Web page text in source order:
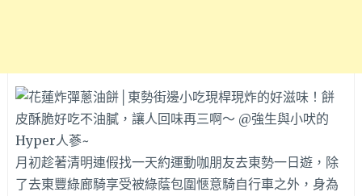
月初趁著清明連假找一天約運動咖朋友去東勢一日遊，除
了去東豐綠廊騎享受被綠蔭包圍愜意騎自行車之外，身為